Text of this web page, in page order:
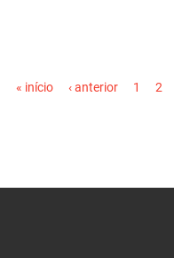
« início ‹ anterior 1 2